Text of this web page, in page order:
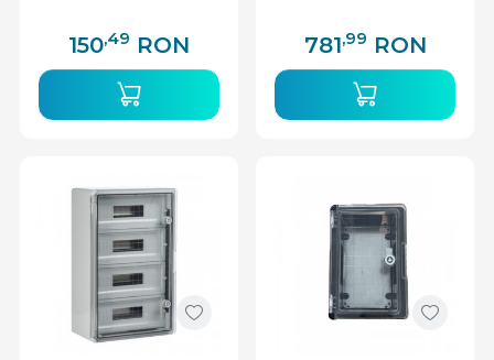
150,49 RON 781,99 RON